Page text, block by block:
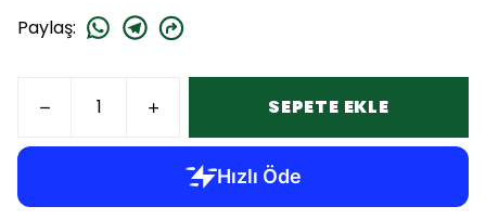
Paylaş:
SEPETE EKLE